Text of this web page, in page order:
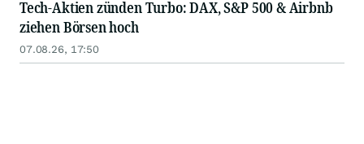
Tech-Aktien zünden Turbo: DAX, S&P 500 & Airbnb
ziehen Börsen hoch
07.08.26, 17:50